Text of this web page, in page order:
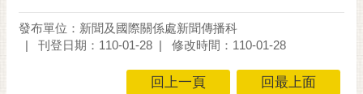
告
市
發布單位：新聞及國際關係處新聞傳播科
刊登日期：110-01-28
修改時間：110-01-28
回上一頁 回最上面